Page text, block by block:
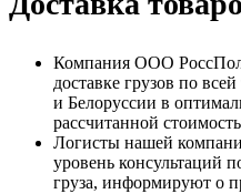
Компания ООО
доставке грузов по
и Белоруссии в
рассчитанной
Логисты нашей
уровень консультаций
груза, информируют о